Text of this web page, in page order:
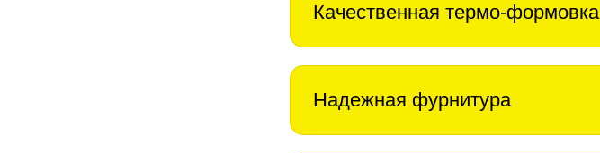
Качественная термо-формовка
Надежная фурнитура